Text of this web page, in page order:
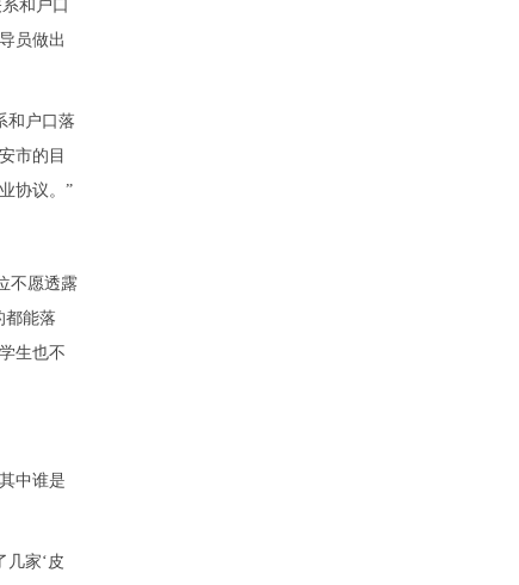
和户口
员做出
和户口落
市的目
协议。”
不愿透露
都能落
生也不
中谁是
家‘皮